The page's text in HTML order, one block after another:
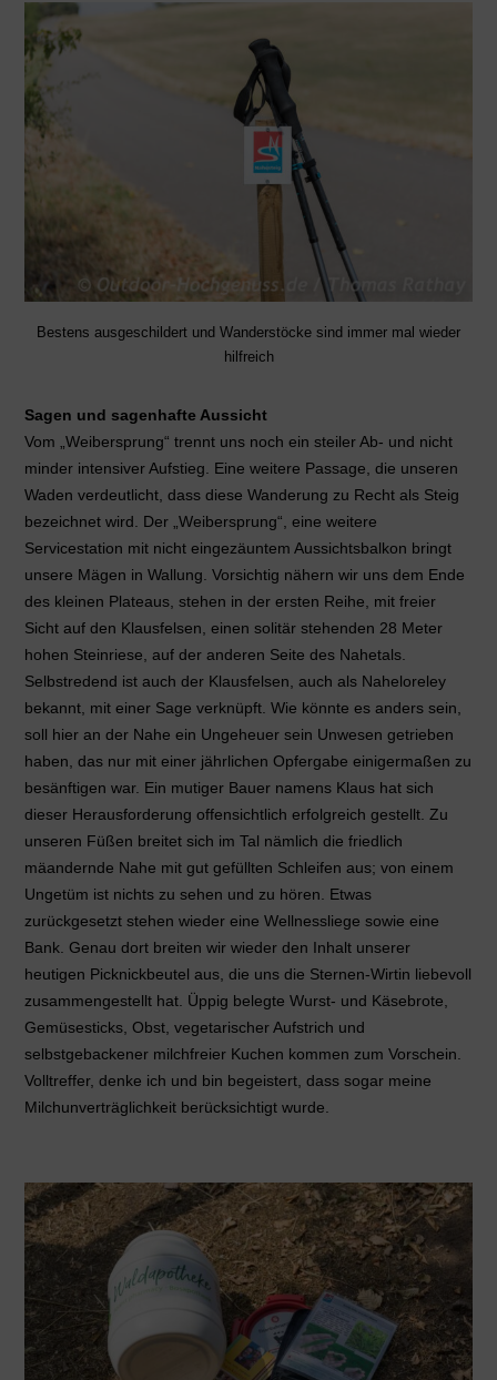
Bestens ausgeschildert und Wanderstöcke sind immer mal wieder
hilfreich
Sagen und sagenhafte Aussicht
Vom „Weibersprung“ trennt uns noch ein steiler Ab- und nicht
minder intensiver Aufstieg. Eine weitere Passage, die unseren
Waden verdeutlicht, dass diese Wanderung zu Recht als Steig
bezeichnet wird. Der „Weibersprung“, eine weitere
Servicestation mit nicht eingezäuntem Aussichtsbalkon bringt
unsere Mägen in Wallung. Vorsichtig nähern wir uns dem Ende
des kleinen Plateaus, stehen in der ersten Reihe, mit freier
Sicht auf den Klausfelsen, einen solitär stehenden 28 Meter
hohen Steinriese, auf der anderen Seite des Nahetals.
Selbstredend ist auch der Klausfelsen, auch als Naheloreley
bekannt, mit einer Sage verknüpft. Wie könnte es anders sein,
soll hier an der Nahe ein Ungeheuer sein Unwesen getrieben
haben, das nur mit einer jährlichen Opfergabe einigermaßen zu
besänftigen war. Ein mutiger Bauer namens Klaus hat sich
dieser Herausforderung offensichtlich erfolgreich gestellt. Zu
unseren Füßen breitet sich im Tal nämlich die friedlich
mäandernde Nahe mit gut gefüllten Schleifen aus; von einem
Ungetüm ist nichts zu sehen und zu hören. Etwas
zurückgesetzt stehen wieder eine Wellnessliege sowie eine
Bank. Genau dort breiten wir wieder den Inhalt unserer
heutigen Picknickbeutel aus, die uns die Sternen-Wirtin liebevoll
zusammengestellt hat. Üppig belegte Wurst- und Käsebrote,
Gemüsesticks, Obst, vegetarischer Aufstrich und
selbstgebackener milchfreier Kuchen kommen zum Vorschein.
Volltreffer, denke ich und bin begeistert, dass sogar meine
Milchunverträglichkeit berücksichtigt wurde.